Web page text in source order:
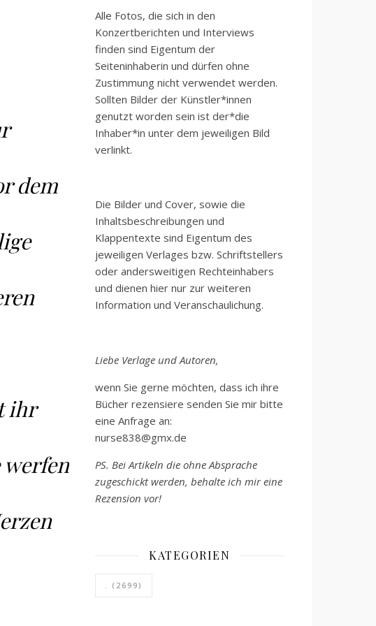
dem
ihr
werfen
Alle Fotos, die sich in den
Konzertberichten und Interviews
finden sind Eigentum der
Seiteninhaberin und dürfen ohne
Zustimmung nicht verwendet werden.
Sollten Bilder der Künstler*innen
genutzt worden sein ist der*die
Inhaber*in unter dem jeweiligen Bild
verlinkt.
Die Bilder und Cover, sowie die
Inhaltsbeschreibungen und
Klappentexte sind Eigentum des
jeweiligen Verlages bzw. Schriftstellers
oder andersweitigen Rechteinhabers
und dienen hier nur zur weiteren
Information und Veranschaulichung.
Liebe Verlage und Autoren,
wenn Sie gerne möchten, dass ich ihre
Bücher rezensiere senden Sie mir bitte
eine Anfrage an:
nurse838@gmx.de
PS. Bei Artikeln die ohne Absprache
zugeschickt werden, behalte ich mir eine
Rezension vor!
KATEGORIEN
. (2699)